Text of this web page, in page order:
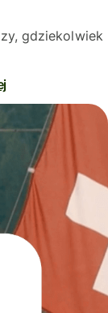
gdziekolwiek